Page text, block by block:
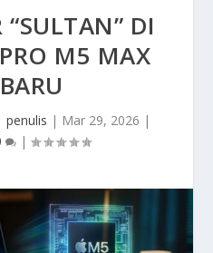
“SULTAN” DI
M5 MAX
penulis | Mar 29, 2026 |
|